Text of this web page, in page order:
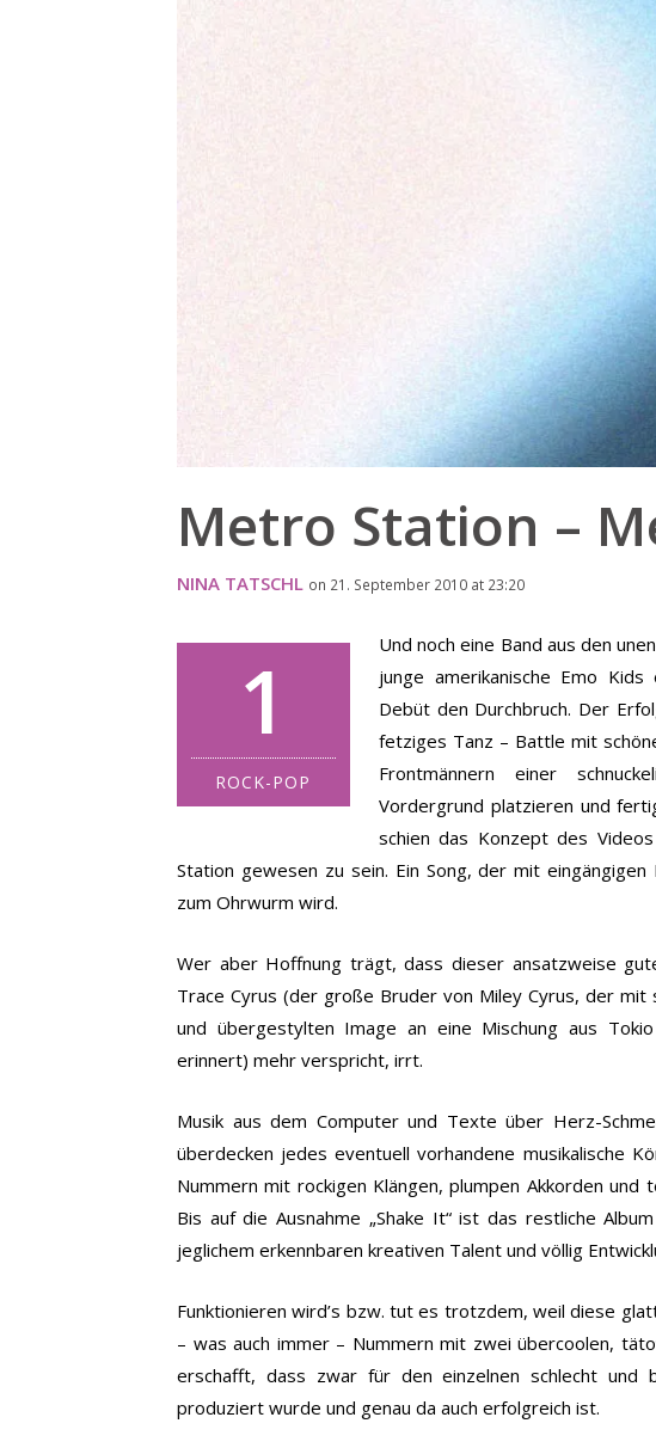
Metro Station –
NINA TATSCHL on 21. September 2010 at 23:20
1
ROCK-POP
Und noch eine Band aus den
junge amerikanische Emo
Debüt den Durchbruch. Der
fetziges Tanz – Battle mit
Frontmännern einer
Vordergrund platzieren und
schien das Konzept des
Station gewesen zu sein. Ein Song, der mit
zum Ohrwurm wird.
Wer aber Hoffnung trägt, dass dieser ansatzweise
Trace Cyrus (der große Bruder von Miley Cyrus, der
und übergestylten Image an eine Mischung aus
erinnert) mehr verspricht, irrt.
Musik aus dem Computer und Texte über Herz-
überdecken jedes eventuell vorhandene musikalische
Nummern mit rockigen Klängen, plumpen Akkorden und
Bis auf die Ausnahme „Shake It“ ist das restliche
jeglichem erkennbaren kreativen Talent und völlig
Funktionieren wird’s bzw. tut es trotzdem, weil diese
– was auch immer – Nummern mit zwei übercoolen,
erschafft, dass zwar für den einzelnen schlecht und
produziert wurde und genau da auch erfolgreich ist.